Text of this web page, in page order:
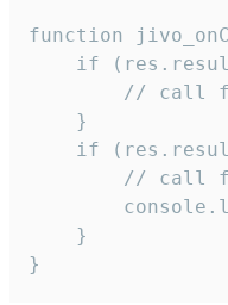
function
if
// call
    }
if
// call
    }
}